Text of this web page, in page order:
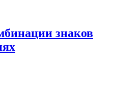
знаков